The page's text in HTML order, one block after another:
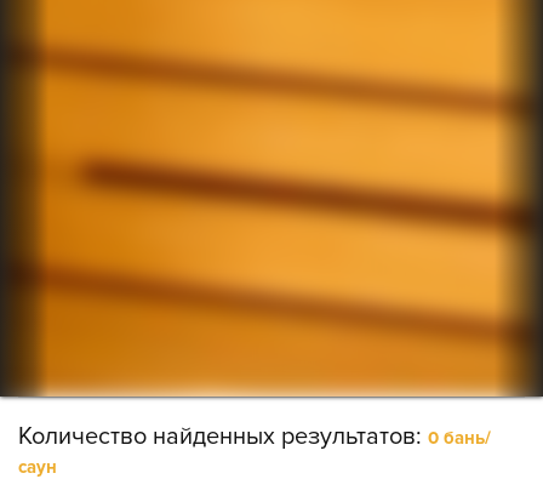
Количество найденных результатов: 0 бань/
саун